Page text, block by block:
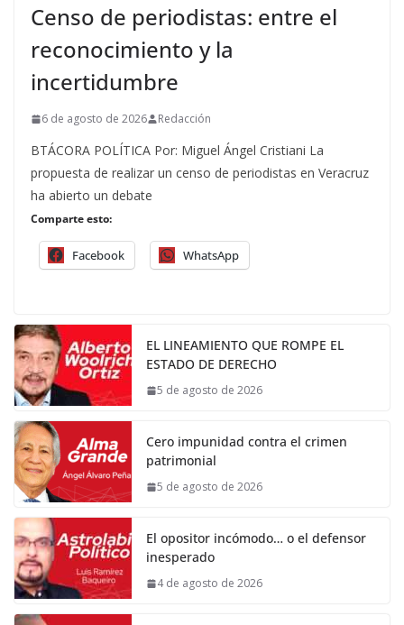
Censo de periodistas: entre el
reconocimiento y la
incertidumbre
6 de agosto de 2026 Redacción
BTÁCORA POLÍTICA Por: Miguel Ángel Cristiani La
propuesta de realizar un censo de periodistas en Veracruz
ha abierto un debate
Comparte esto:
Facebook WhatsApp
EL LINEAMIENTO QUE ROMPE EL
ESTADO DE DERECHO
5 de agosto de 2026
Cero impunidad contra el crimen
patrimonial
5 de agosto de 2026
El opositor incómodo… o el defensor
inesperado
4 de agosto de 2026